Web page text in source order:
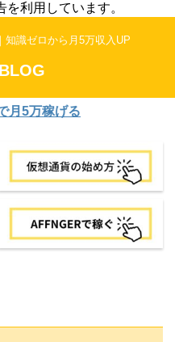
利用しています。
知識ゼロから月5万収入UP
げる